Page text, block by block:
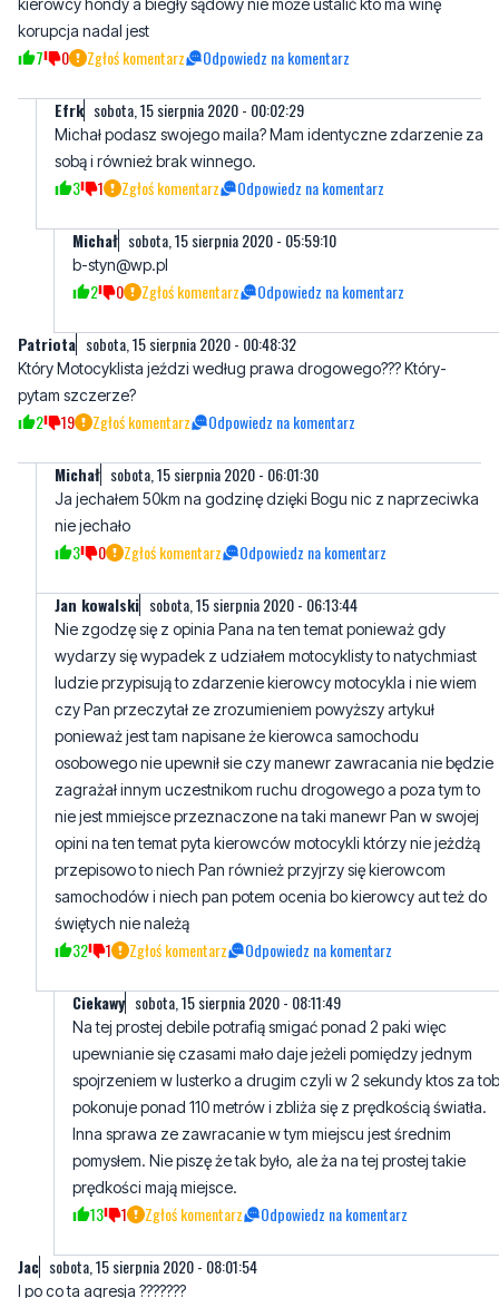
Efrk sobota, 15 sierpnia 2020 - 00:02:29
Michał podasz swojego maila? Mam identyczne zdarzenie za
3 1 Zgłoś komentarz Odpowiedz na komentarz
Michał sobota, 15 sierpnia 2020 - 05:59:10
b-styn@wp.pl
Patriota sobota, 15 sierpnia 2020 - 00:48:32
Który Motocyklista jeździ według prawa drogowego??? Który-
2 19 Zgłoś komentarz Odpowiedz na komentarz
Michał sobota, 15 sierpnia 2020 - 06:01:30
Ja jechałem 50km na godzinę dzięki Bogu nic z naprzeciwka
3 0 Zgłoś komentarz Odpowiedz na komentarz
Jan kowalski
Nie zgodzę się z opinia Pana na ten temat ponieważ gdy
ludzie przypisują to zdarzenie kierowcy motocykla i nie wiem
czy Pan przeczytał ze zrozumieniem powyższy artykuł
ponieważ jest tam napisane że kierowca samochodu
osobowego nie upewnił sie czy manewr zawracania nie będzie
zagrażał innym uczestnikom ruchu drogowego a poza tym to
nie jest mmiejsce przeznaczone na taki manewr Pan w swojej
opini na ten temat pyta kierowców motocykli którzy nie jeżdżą
przepisowo to niech Pan również przyjrzy się kierowcom
samochodów i niech pan potem ocenia bo kierowcy aut też do
świętych nie należą
32 1 Zgłoś komentarz Odpowiedz na komentarz
Ciekawy sobota, 15 sierpnia 2020 - 08:11:49
Na tej prostej debile potrafią smigać ponad 2 paki więc
spojrzeniem w lusterko a drugim czyli w 2 sekundy ktos za
pokonuje ponad 110 metrów i zbliża się z prędkością światła.
Inna sprawa ze zawracanie w tym miejscu jest średnim
pomysłem. Nie piszę że tak było, ale ża na tej prostej takie
prędkości mają miejsce.
13 1 Zgłoś komentarz Odpowiedz na komentarz
sobota, 15 sierpnia 2020 - 08:01:54
I po co ta agresja ???????